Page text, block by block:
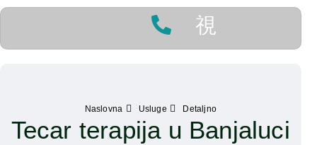
Naslovna Usluge Detaljno
Tecar terapija u Banjaluci